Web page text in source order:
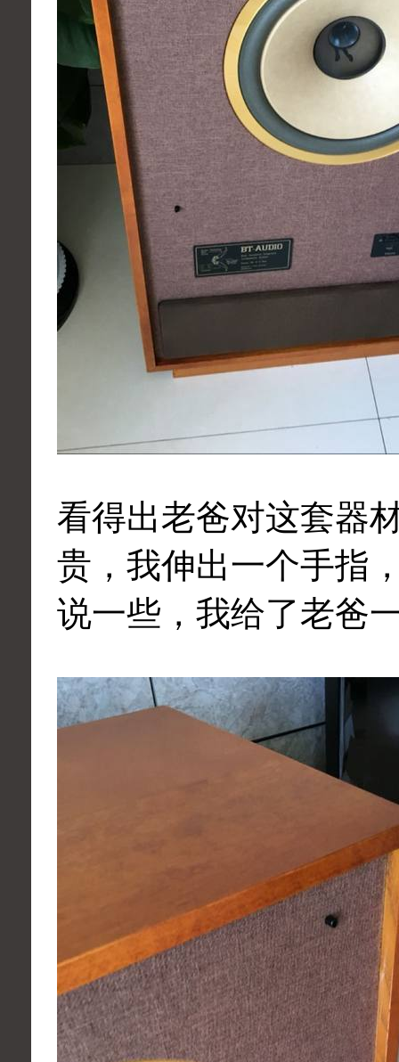
看得出老爸对这套器
贵，我伸出一个手指
说一些，我给了老爸